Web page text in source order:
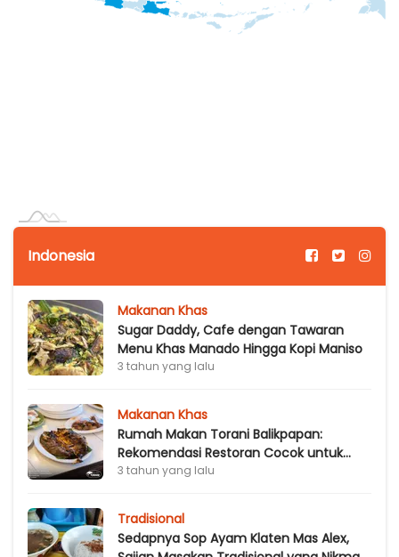
Indonesia
Makanan Khas
Sugar Daddy, Cafe dengan Tawaran
Menu Khas Manado Hingga Kopi Maniso
3 tahun yang lalu
Makanan Khas
Rumah Makan Torani Balikpapan:
Rekomendasi Restoran Cocok untuk
Penggemar Seafood dan Kepiting
3 tahun yang lalu
Tradisional
Sedapnya Sop Ayam Klaten Mas Alex,